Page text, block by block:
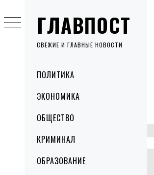
ГЛАВПОСТ
СВЕЖИЕ И ГЛАВНЫЕ НОВОСТИ
MenuПОЛИТИКА
ЭКОНОМИКА
ОБЩЕСТВО
КРИМИНАЛ
ОБРАЗОВАНИЕ
to
content